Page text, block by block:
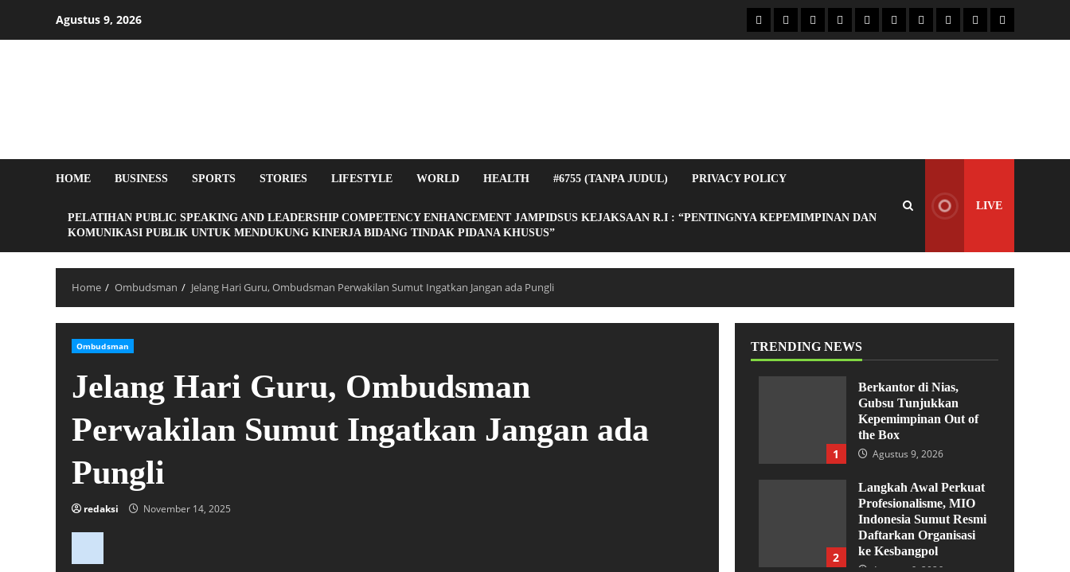
Agustus 9, 2026
HOME BUSINESS SPORTS STORIES LIFESTYLE WORLD HEALTH #6755 (TANPA JUDUL) PRIVACY POLICY
PELATIHAN PUBLIC SPEAKING AND LEADERSHIP COMPETENCY ENHANCEMENT JAMPIDSUS KEJAKSAAN R.I : “PENTINGNYA KEPEMIMPINAN DAN
KOMUNIKASI PUBLIK UNTUK MENDUKUNG KINERJA BIDANG TINDAK PIDANA KHUSUS”
LIVE
Home Ombudsman Jelang Hari Guru, Ombudsman Perwakilan Sumut Ingatkan Jangan ada Pungli
Ombudsman
Jelang Hari Guru, Ombudsman
Perwakilan Sumut Ingatkan Jangan ada
Pungli
redaksi November 14, 2025
TRENDING NEWS
1
Berkantor di Nias,
Gubsu Tunjukkan
Kepemimpinan Out of
the Box
Agustus 9, 2026
2
Langkah Awal Perkuat
Profesionalisme, MIO
Indonesia Sumut Resmi
Daftarkan Organisasi
ke Kesbangpol